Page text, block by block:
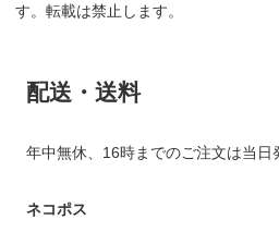
す。転載は禁止します。
配送・送料
年中無休、16時までのご注文は当日
ネコポス